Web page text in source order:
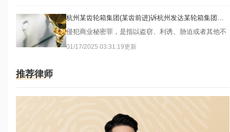
杭州某齿轮箱集团(某齿前进)诉杭州发达某轮箱集团等
侵犯商业秘密罪，是指以盗窃、利诱、胁迫或者其他不
正当手段获取权利人的商业秘密，或者非法披露、使用
或者允许他人使用其所掌握的或获取的商业秘密，给商
01/17/2025 03:31:19更新
推荐律师